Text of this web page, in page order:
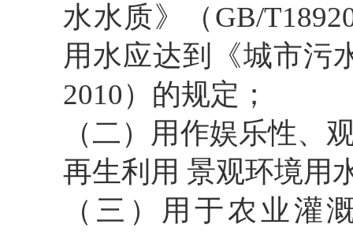
水水质》（ GB/
用水应达到《城市污
2010）的规定；
（二）用作娱乐性、
再生利用 景观环境用
（三）用于农业灌